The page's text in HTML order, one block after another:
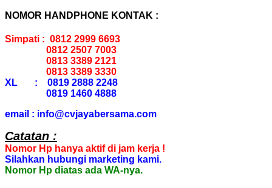
NOMOR HANDPHONE KONTAK :
Simpati : 0812 2999 6693
0812 2507 7003
0813 3389 2121
0813 3389 3330
XL : 0819 2888 2248
0819 1460 4888
email : info@cvjayabersama.com
Catatan :
Nomor Hp hanya aktif di jam kerja !
Silahkan hubungi marketing kami.
Nomor Hp diatas ada WA-nya.